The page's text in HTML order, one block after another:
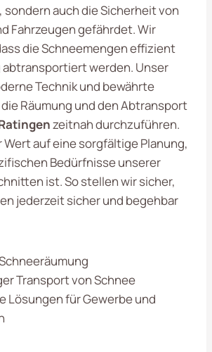
auch die Sicherheit von
Fahrzeugen gefährdet. Wir
die Schneemengen effizient
abtransportiert werden. Unser
Technik und bewährte
Räumung und den Abtransport
zeitnah durchzuführen.
Wert auf eine sorgfältige Planung,
Bedürfnisse unserer
ist. So stellen wir sicher,
jederzeit sicher und begehbar
Transport von Schnee
Lösungen für Gewerbe und